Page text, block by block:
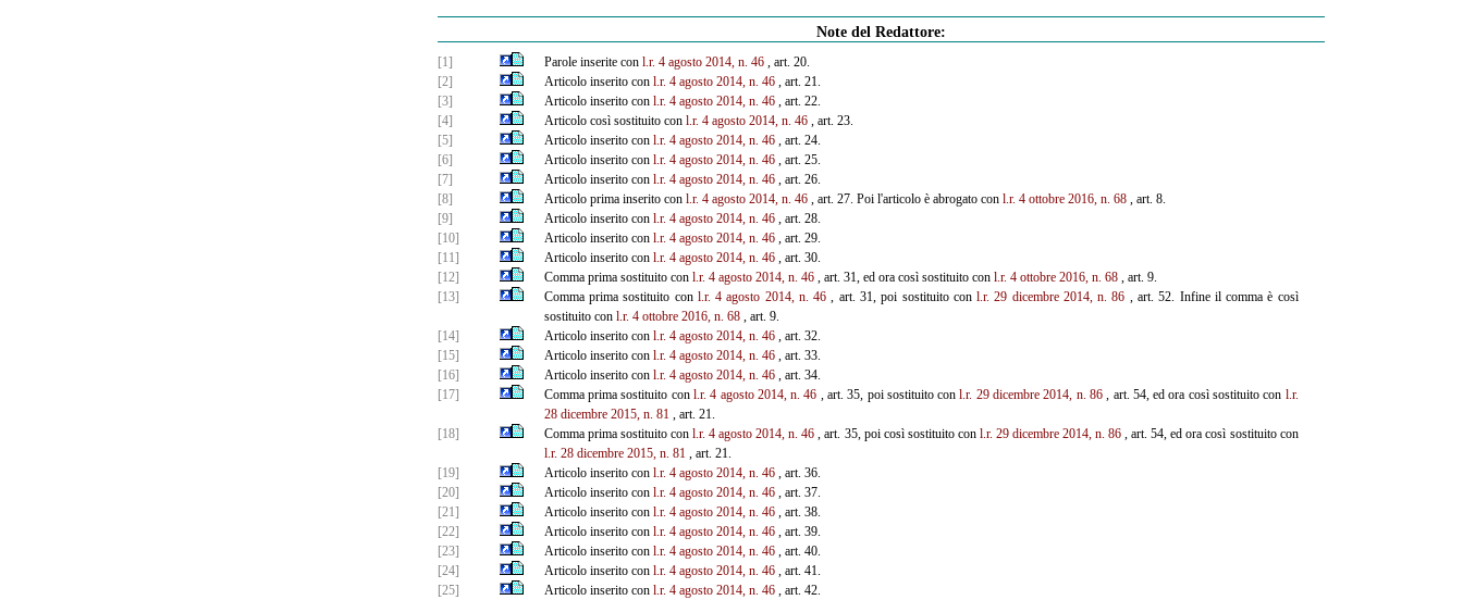
Note del Redattore:
[1] Parole inserite con l.r. 4 agosto 2014, n. 46, art. 20.
[2]
Articolo inserito con l.r. 4 agosto 2014, n. 46, art. 21.
[3]
Articolo inserito con l.r. 4 agosto 2014, n. 46, art. 22.
[4]
Articolo così sostituito con l.r. 4 agosto 2014, n. 46, art. 23.
[5]
Articolo inserito con l.r. 4 agosto 2014, n. 46, art. 24.
[6]
Articolo inserito con l.r. 4 agosto 2014, n. 46, art. 25.
[7]
Articolo inserito con l.r. 4 agosto 2014, n. 46, art. 26.
[8]
Articolo prima inserito con l.r. 4 agosto 2014, n. 46, art. 27. Poi l'articolo è abrogato con l.r. 4 ottobre 2016, n. 68, art. 8.
[9]
Articolo inserito con l.r. 4 agosto 2014, n. 46, art. 28.
[10]
Articolo inserito con l.r. 4 agosto 2014, n. 46, art. 29.
[11]
Articolo inserito con l.r. 4 agosto 2014, n. 46, art. 30.
[12]
Comma prima sostituito con l.r. 4 agosto 2014, n. 46, art. 31, ed ora così sostituito con l.r. 4 ottobre 2016, n. 68, art. 9.
[13]
Comma prima sostituito con l.r. 4 agosto 2014, n. 46 , art. 31, poi sostituito conl.r. 29 dicembre 2014, n. 86 , art. 52. Infine il comma è così
sostituito con l.r. 4 ottobre 2016, n. 68, art. 9.
[14]
Articolo inserito con l.r. 4 agosto 2014, n. 46, art. 32.
[15]
Articolo inserito con l.r. 4 agosto 2014, n. 46, art. 33.
[16]
Articolo inserito con l.r. 4 agosto 2014, n. 46, art. 34.
[17]
Comma prima sostituito con l.r. 4 agosto 2014, n. 46 , art. 35, poi sostituito conl.r. 29 dicembre 2014, n. 86, art. 54, ed ora così sostituito con l.r.
28 dicembre 2015, n. 81, art. 21.
[18]
Comma prima sostituito conl.r. 4 agosto 2014, n. 46 , art. 35, poi così sostituito con l.r. 29 dicembre 2014, n. 86 , art. 54, ed ora così sostituito con
l.r. 28 dicembre 2015, n. 81, art. 21.
[19]
Articolo inserito con l.r. 4 agosto 2014, n. 46, art. 36.
[20]
Articolo inserito con l.r. 4 agosto 2014, n. 46, art. 37.
[21]
Articolo inserito con l.r. 4 agosto 2014, n. 46, art. 38.
[22]
Articolo inserito con l.r. 4 agosto 2014, n. 46, art. 39.
[23]
Articolo inserito con l.r. 4 agosto 2014, n. 46, art. 40.
[24]
Articolo inserito con l.r. 4 agosto 2014, n. 46, art. 41.
[25]
Articolo inserito con l.r. 4 agosto 2014, n. 46, art. 42.